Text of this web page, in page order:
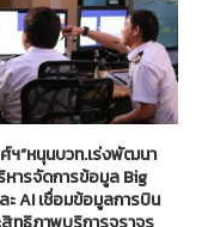
ฯ”หนุนบวท.เร่งพัฒนา
หารจัดการข้อมูล Big
ะ AI เชื่อมข้อมูลการบิน